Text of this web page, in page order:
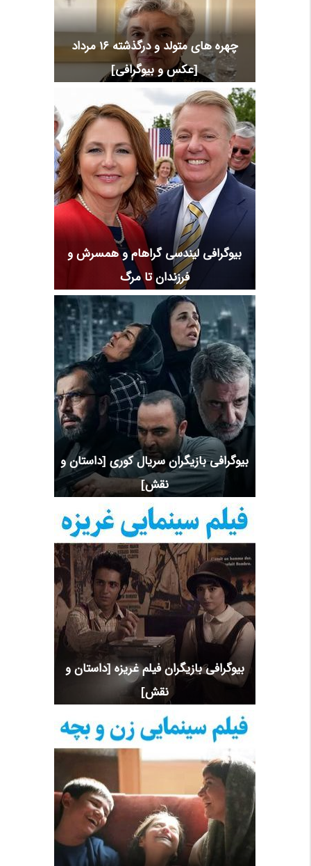
چهره های متولد و درگذشته 16 مرداد
[عکس و بیوگرافی]
بیوگرافی لیندسی گراهام و همسرش و
فرزندان تا مرگ
بیوگرافی بازیگران سریال کوری [داستان و
نقش]
بیوگرافی بازیگران فیلم غریزه [داستان و
نقش]